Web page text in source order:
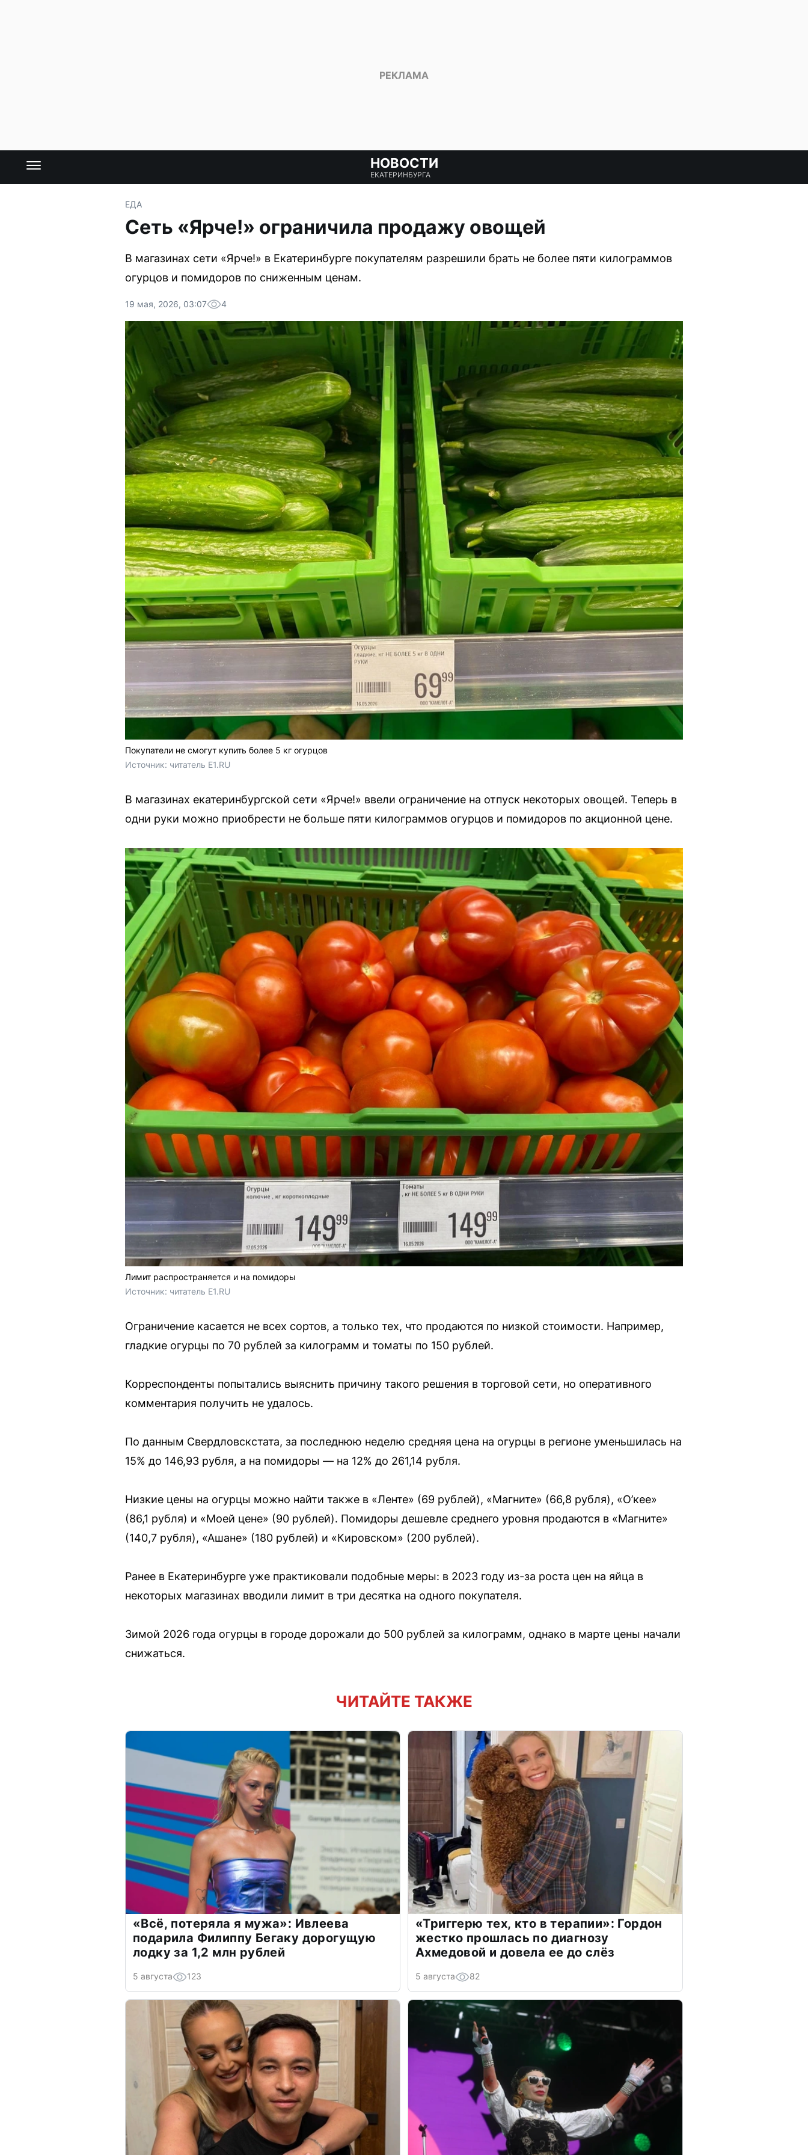
НОВОСТИ
ЕКАТЕРИНБУРГА
ЕДА
Сеть «Ярче!» ограничила продажу овощей
В магазинах сети «Ярче!» в Екатеринбурге покупателям разрешили брать не более пяти килограммов
огурцов и помидоров по сниженным ценам.
19 мая, 2026, 03:07 4
Покупатели не смогут купить более 5 кг огурцов
Источник: читатель E1.RU
В магазинах екатеринбургской сети «Ярче!» ввели ограничение на отпуск некоторых овощей. Теперь в
одни руки можно приобрести не больше пяти килограммов огурцов и помидоров по акционной цене.
Лимит распространяется и на помидоры
Источник: читатель E1.RU
Ограничение касается не всех сортов, а только тех, что продаются по низкой стоимости. Например,
гладкие огурцы по 70 рублей за килограмм и томаты по 150 рублей.
Корреспонденты попытались выяснить причину такого решения в торговой сети, но оперативного
комментария получить не удалось.
По данным Свердловскстата, за последнюю неделю средняя цена на огурцы в регионе уменьшилась на
15% до 146,93 рубля, а на помидоры — на 12% до 261,14 рубля.
Низкие цены на огурцы можно найти также в «Ленте» (69 рублей), «Магните» (66,8 рубля), «О’кее»
(86,1 рубля) и «Моей цене» (90 рублей). Помидоры дешевле среднего уровня продаются в «Магните»
(140,7 рубля), «Ашане» (180 рублей) и «Кировском» (200 рублей).
Ранее в Екатеринбурге уже практиковали подобные меры: в 2023 году из-за роста цен на яйца в
некоторых магазинах вводили лимит в три десятка на одного покупателя.
Зимой 2026 года огурцы в городе дорожали до 500 рублей за килограмм, однако в марте цены начали
снижаться.
ЧИТАЙТЕ ТАКЖЕ
«Всё, потеряла я мужа»: Ивлеева
подарила Филиппу Бегаку дорогущую
лодку за 1,2 млн рублей
5 августа 123
«Триггерю тех, кто в терапии»: Гордон
жестко прошлась по диагнозу
Ахмедовой и довела ее до слёз
5 августа 82